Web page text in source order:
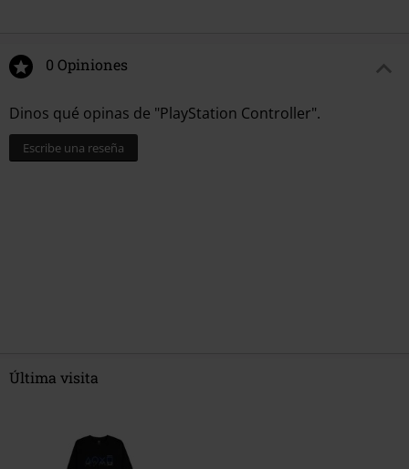
0 Opiniones
Dinos qué opinas de "PlayStation Controller".
Escribe una reseña
Última visita